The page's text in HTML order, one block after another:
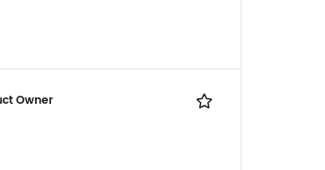
Owner